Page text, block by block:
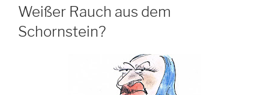
AM
Weißer Rauch aus dem
Schornstein?